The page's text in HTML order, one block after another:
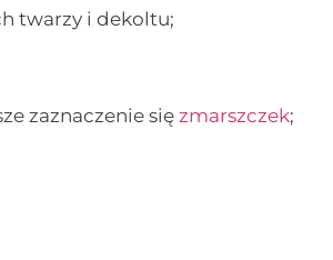
twarzy i dekoltu;
zaznaczenie się zmarszczek;